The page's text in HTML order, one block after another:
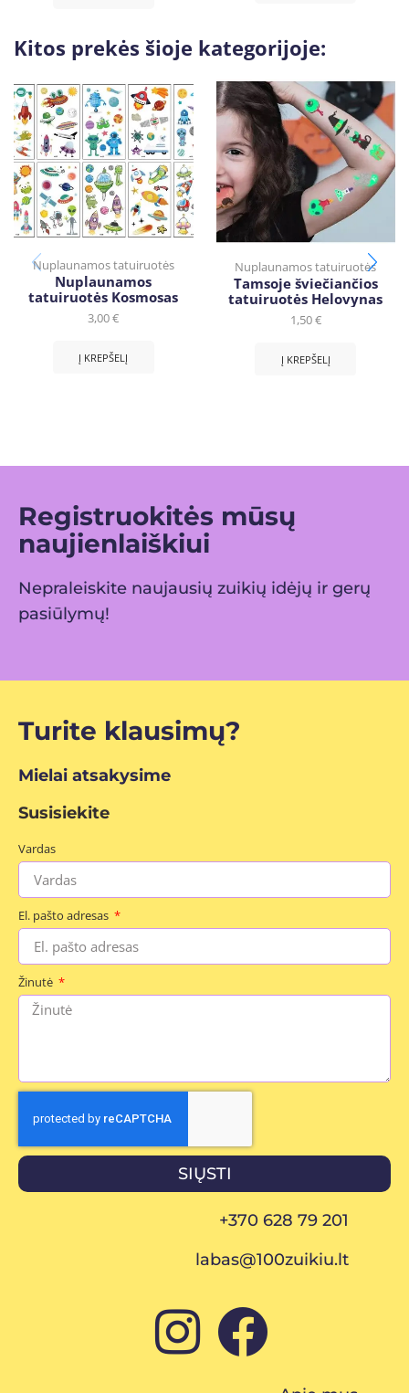
Kitos prekės šioje kategorijoje:
Nuplaunamos tatuiruotės
Nuplaunamos
tatuiruotės Kosmosas
3,00€
Į KREPŠELĮ
Nuplaunamos tatuiruotės
Tamsoje šviečiančios
tatuiruotės Helovynas
1,50€
Į KREPŠELĮ
Registruokitės mūsų
naujienlaiškiui
Nepraleiskite naujausių zuikių idėjų ir gerų
pasiūlymų!
Turite klausimų?
Mielai atsakysime
Susisiekite
Vardas
El. pašto adresas
Žinutė
SIŲSTI
+370 628 79 201
labas@100zuikiu.lt